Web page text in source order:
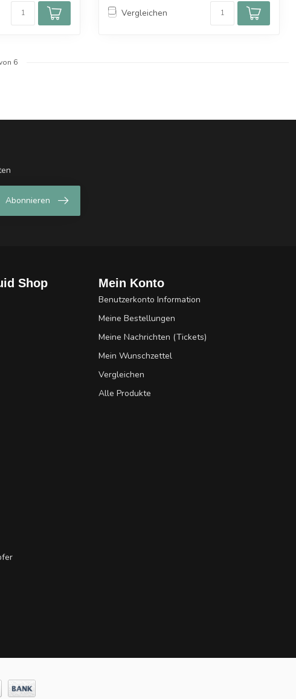
Vergleichen
6
Abonnieren
Shop
Mein Konto
Benutzerkonto Information
Meine Bestellungen
Meine Nachrichten (Tickets)
Mein Wunschzettel
Vergleichen
Alle Produkte